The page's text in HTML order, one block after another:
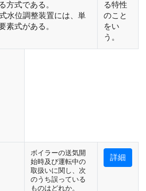
方式である。
水位調整装置には、単
素式がある。
る特性
のこと
をい
う。
ボイラーの送気開
始時及び運転中の
取扱いに関し、次
のうち誤っている
ものはどれか。
詳細